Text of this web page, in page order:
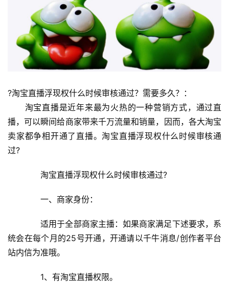
?淘宝直播浮现权什么时候审核通过？需要多久？：
淘宝直播是近年来最为火热的一种营销方式，通过直
播，可以瞬间给商家带来千万流量和销量，因而，各大淘宝
卖家都争相开通了直播。淘宝直播浮现权什么时候审核通
过?
淘宝直播浮现权什么时候审核通过?
一、商家身份：
适用于全部商家主播：如果商家满足下述要求，系
统会在每个月的25号开通，开通请以千牛消息/创作者平台
站内信为准哦。
1、有淘宝直播权限。